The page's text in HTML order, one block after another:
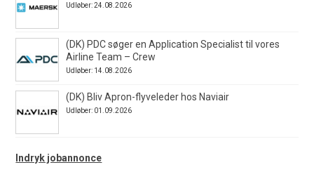
Udløber: 24.08.2026
(DK) PDC søger en Application Specialist til vores
Airline Team – Crew
Udløber: 14.08.2026
(DK) Bliv Apron-flyveleder hos Naviair
Udløber: 01.09.2026
Indryk jobannonce